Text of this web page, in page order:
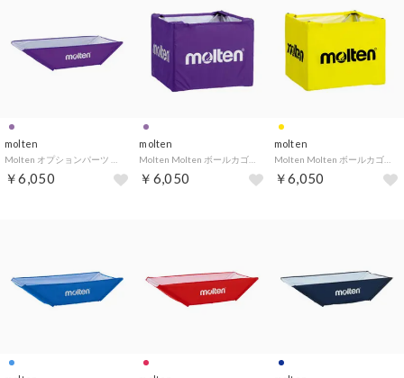
molten
￥6,050
molten
￥6,050
molten
Molten Molten ボールカゴ用ネット 中 黄 BT0020－Y BT0020Y （-）
￥6,050